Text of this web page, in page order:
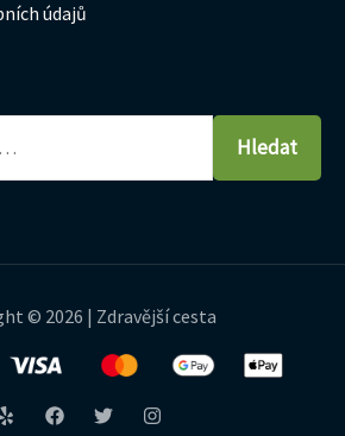
údajů
Hledat
© 2026 | Zdravější cesta